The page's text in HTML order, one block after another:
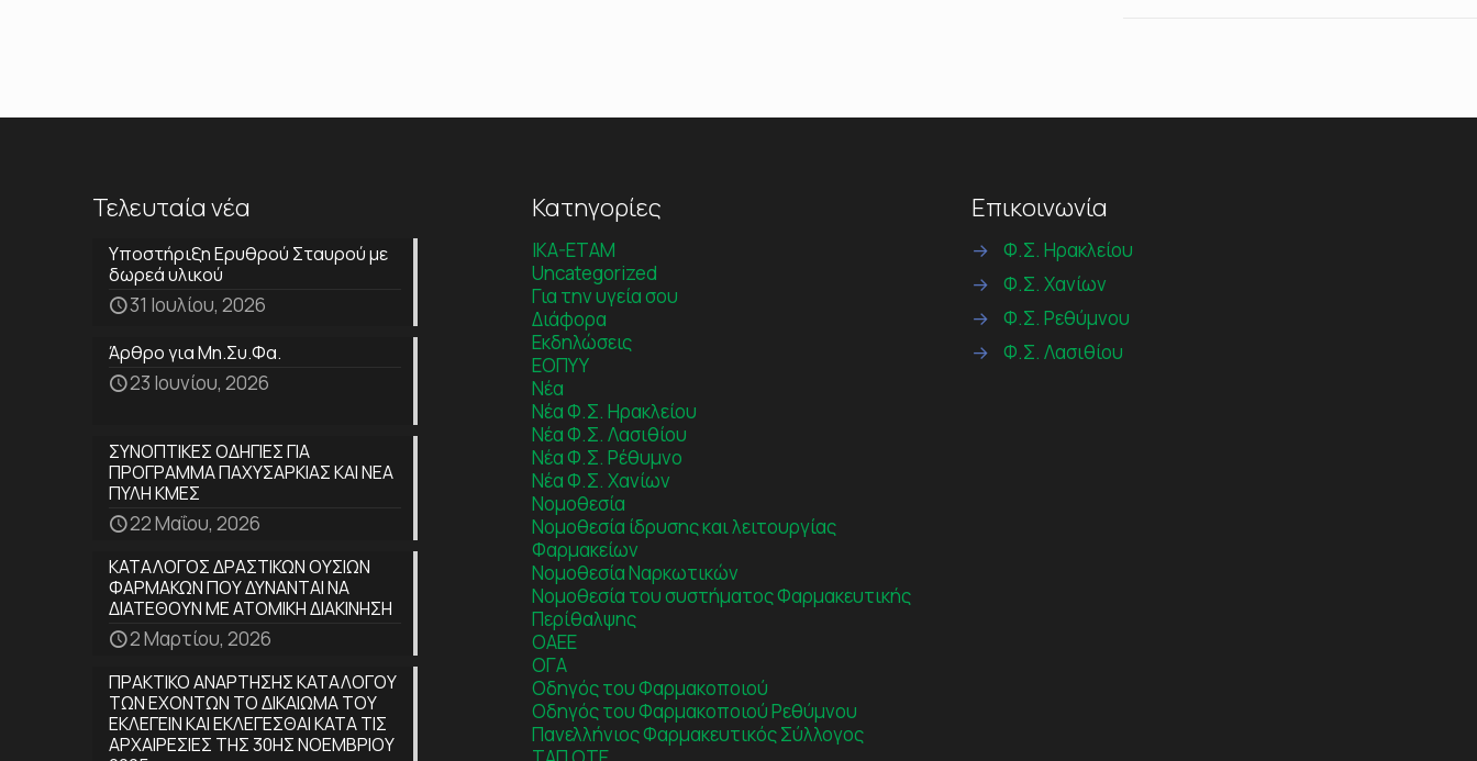
Τελευταία νέα
Υποστήριξη Ερυθρού Σταυρού με
δωρεά υλικού
31 Ιουλίου, 2026
Άρθρο για Μη.Συ.Φα.
23 Ιουνίου, 2026
ΣΥΝΟΠΤΙΚΕΣ ΟΔΗΓΙΕΣ ΓΙΑ
ΠΡΟΓΡΑΜΜΑ ΠΑΧΥΣΑΡΚΙΑΣ ΚΑΙ ΝΕΑ
ΠΥΛΗ ΚΜΕΣ
22 Μαΐου, 2026
ΚΑΤΑΛΟΓΟΣ ΔΡΑΣΤΙΚΩΝ ΟΥΣΙΩΝ
ΦΑΡΜΑΚΩΝ ΠΟΥ ΔΥΝΑΝΤΑΙ ΝΑ
ΔΙΑΤΕΘΟΥΝ ΜΕ ΑΤΟΜΙΚΗ ΔΙΑΚΙΝΗΣΗ
2 Μαρτίου, 2026
ΠΡΑΚΤΙΚΟ ΑΝΑΡΤΗΣΗΣ ΚΑΤΑΛΟΓΟΥ
ΤΩΝ ΕΧΟΝΤΩΝ ΤΟ ΔΙΚΑΙΩΜΑ ΤΟΥ
ΕΚΛΕΓΕΙΝ ΚΑΙ ΕΚΛΕΓΕΣΘΑΙ ΚΑΤΑ ΤΙΣ
ΑΡΧΑΙΡΕΣΙΕΣ ΤΗΣ 30ΗΣ ΝΟΕΜΒΡΙΟΥ
Κατηγορίες
IKA-ETAM
Uncategorized
Για την υγεία σου
Διάφορα
Εκδηλώσεις
ΕΟΠΥΥ
Νέα
Νέα Φ.Σ. Ηρακλείου
Νέα Φ.Σ. Λασιθίου
Νέα Φ.Σ. Ρέθυμνο
Νέα Φ.Σ. Χανίων
Νομοθεσία
Νομοθεσία ίδρυσης και λειτουργίας
Φαρμακείων
Νομοθεσία Ναρκωτικών
Νομοθεσία του συστήματος Φαρμακευτικής
Περίθαλψης
ΟΑΕΕ
ΟΓΑ
Οδηγός του Φαρμακοποιού
Οδηγός του Φαρμακοποιού Ρεθύμνου
Πανελλήνιος Φαρμακευτικός Σύλλογος
Επικοινωνία
→
Φ.Σ. Ηρακλείου
→
Φ.Σ. Χανίων
→
Φ.Σ. Ρεθύμνου
→
Φ.Σ. Λασιθίου